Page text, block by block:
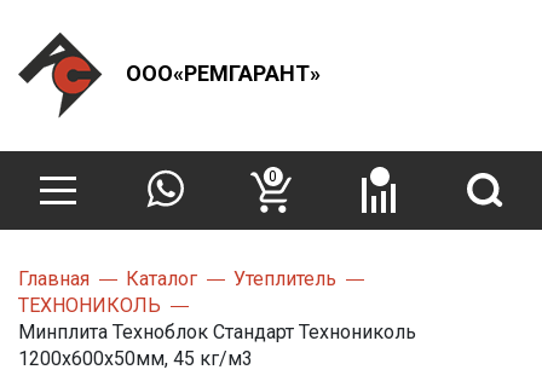
ООО«РЕМГАРАНТ»
0
Главная Каталог
Утеплитель
ТЕХНОНИКОЛЬ
Минплита Техноблок Стандарт Технониколь
1200х600х50мм, 45 кг/м3